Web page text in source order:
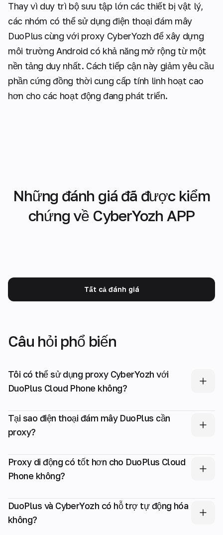
Thay vì duy trì bộ sưu tập lớn các thiết bị vật lý,
các nhóm có thể sử dụng điện thoại đám mây
DuoPlus cùng với proxy CyberYozh để xây dựng
môi trường Android có khả năng mở rộng từ một
nền tảng duy nhất. Cách tiếp cận này giảm yêu cầu
phần cứng đồng thời cung cấp tính linh hoạt cao
hơn cho các hoạt động đang phát triển.
Những đánh giá đã được kiểm
chứng về CyberYozh APP
Tất cả đánh giá
Câu hỏi phổ biến
Tôi có thể sử dụng proxy CyberYozh với
DuoPlus Cloud Phone không?
Tại sao điện thoại đám mây DuoPlus cần
proxy?
Proxy di động có tốt hơn cho DuoPlus Cloud
Phone không?
DuoPlus và CyberYozh có hỗ trợ tự động hóa
không?